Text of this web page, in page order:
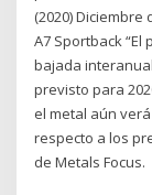
(2020)
A7 Sportback
bajada
previsto para
el metal aún
respecto a los
de Metals Focus.